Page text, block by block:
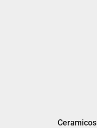
Ceramicos